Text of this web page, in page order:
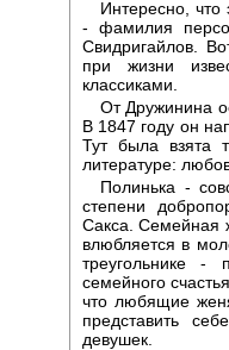
Интересно,
- фамилия
Свидригайлов.
при жизни
классиками.
От Дружинина
В 1847 году он
Тут была взята
литературе:
Полинька -
степени
Сакса. Семейная
влюбляется в
треугольнике -
семейного
что любящие
представить
девушек.